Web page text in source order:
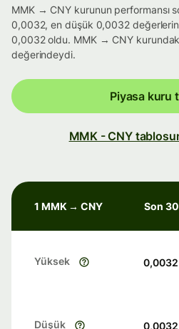
MMK → CNY kurunun performansı
0,0032, en düşük 0,0032
0,0032 oldu. MMK → CNY
değerindeydi.
Piyasa kuru
MMK - CNY
1 MMK → CNY Son
Yüksek 0,0032
Düşük 0,0032